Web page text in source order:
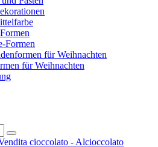
Formen
für Weihnachten
für Weihnachten